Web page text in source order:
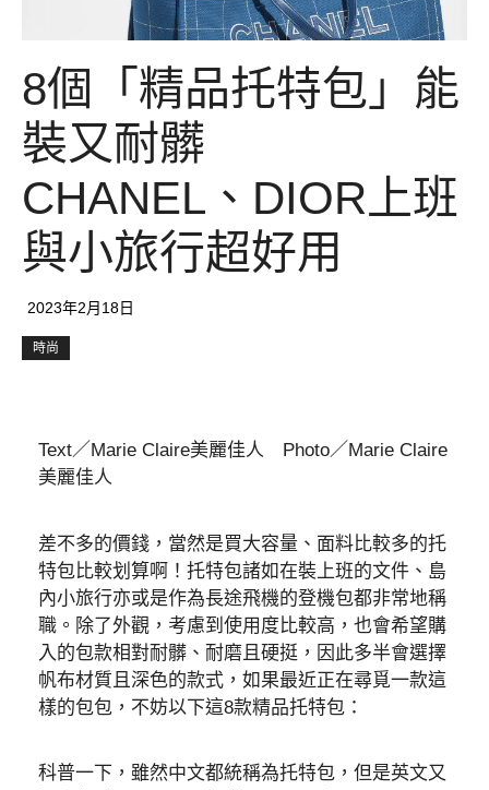
8個「精品托特包」能
裝又耐髒
CHANEL、DIOR上班
與小旅行超好用
2023年2月18日
時尚
Text／Marie Claire美麗佳人 Photo／Marie Claire
美麗佳人
差不多的價錢，當然是買大容量、面料比較多的托
特包比較划算啊！托特包諸如在裝上班的文件、島
內小旅行亦或是作為長途飛機的登機包都非常地稱
職。除了外觀，考慮到使用度比較高，也會希望購
入的包款相對耐髒、耐磨且硬挺，因此多半會選擇
帆布材質且深色的款式，如果最近正在尋覓一款這
樣的包包，不妨以下這8款精品托特包：
科普一下，雖然中文都統稱為托特包，但是英文又